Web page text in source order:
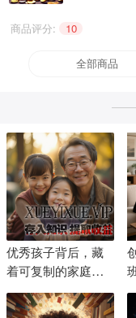
商品评分: 10
全部商品
优秀孩子背后，藏
着可复制的家庭密
码